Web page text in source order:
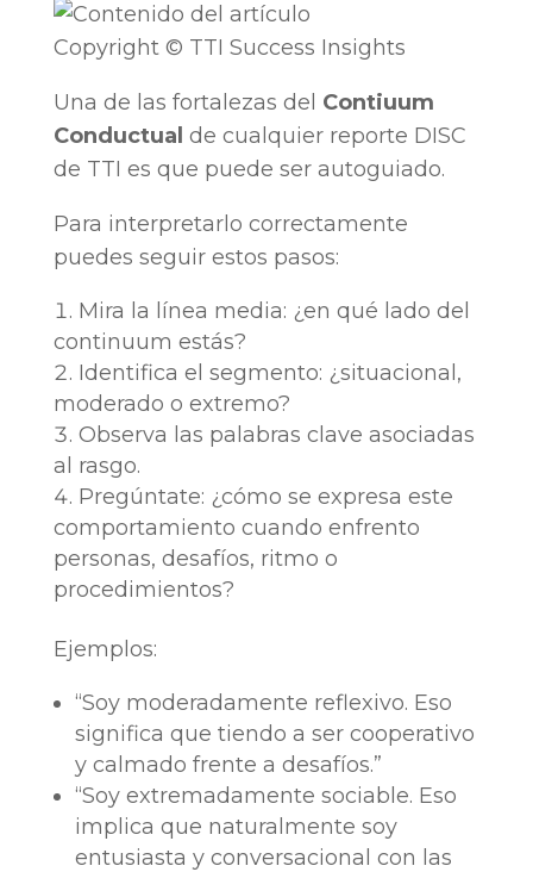
Copyright © TTI Success Insights
Una de las fortalezas del Contiuum
Conductual de cualquier reporte DISC
de TTI es que puede ser autoguiado.
Para interpretarlo correctamente
puedes seguir estos pasos:
Mira la línea media: ¿en qué lado del
continuum estás?
Identifica el segmento: ¿situacional,
moderado o extremo?
Observa las palabras clave asociadas
al rasgo.
Pregúntate: ¿cómo se expresa este
comportamiento cuando enfrento
personas, desafíos, ritmo o
procedimientos?
Ejemplos:
“Soy moderadamente reflexivo. Eso
significa que tiendo a ser cooperativo
y calmado frente a desafíos.”
“Soy extremadamente sociable. Eso
implica que naturalmente soy
entusiasta y conversacional con las